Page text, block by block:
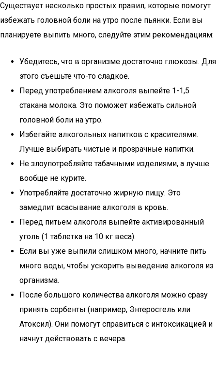
Существует несколько простых правил, которые помогут
избежать головной боли на утро после пьянки. Если вы
планируете выпить много, следуйте этим рекомендациям:
Убедитесь, что в организме достаточно глюкозы. Для
этого съешьте что-то сладкое.
Перед употреблением алкоголя выпейте 1-1,5
стакана молока. Это поможет избежать сильной
головной боли на утро.
Избегайте алкогольных напитков с красителями.
Лучше выбирать чистые и прозрачные напитки.
Не злоупотребляйте табачными изделиями, а лучше
вообще не курите.
Употребляйте достаточно жирную пищу. Это
замедлит всасывание алкоголя в кровь.
Перед питьем алкоголя выпейте активированный
уголь (1 таблетка на 10 кг веса).
Если вы уже выпили слишком много, начните пить
много воды, чтобы ускорить выведение алкоголя из
организма.
После большого количества алкоголя можно сразу
принять сорбенты (например, Энтеросгель или
Атоксил). Они помогут справиться с интоксикацией и
начнут действовать с вечера.